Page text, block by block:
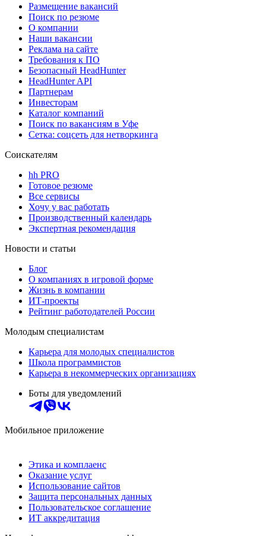
Размещение вакансий
Поиск по резюме
О компании
Наши вакансии
Реклама на сайте
Требования к ПО
Безопасный HeadHunter
HeadHunter API
Партнерам
Инвесторам
Каталог компаний
Поиск по вакансиям в Уфе
Сетка: соцсеть для нетворкинга
Соискателям
hh PRO
Готовое резюме
Все сервисы
Хочу у вас работать
Производственный календарь
Экспертная рекомендация
Новости и статьи
Блог
О компаниях в игровой форме
Жизнь в компании
ИТ-проекты
Рейтинг работодателей России
Молодым специалистам
Карьера для молодых специалистов
Школа программистов
Карьера в некоммерческих организациях
Боты для уведомлений
Мобильное приложение
Этика и комплаенс
Оказание услуг
Использование сайтов
Защита персональных данных
Пользовательское соглашение
ИТ аккредитация